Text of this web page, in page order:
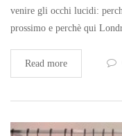
venire gli occhi lucidi:
prossimo e perchè qui
Read more